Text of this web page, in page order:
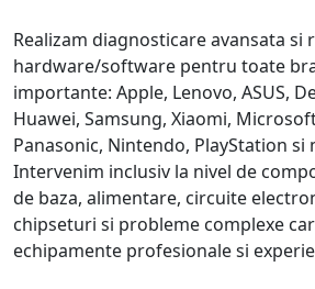
Realizam diagnosticare avansata si
hardware/software pentru toate
importante: Apple, Lenovo, ASUS,
Huawei, Samsung, Xiaomi,
Panasonic, Nintendo, PlayStation si
Intervenim inclusiv la nivel de
de baza, alimentare, circuite
chipseturi si probleme complexe
echipamente profesionale si